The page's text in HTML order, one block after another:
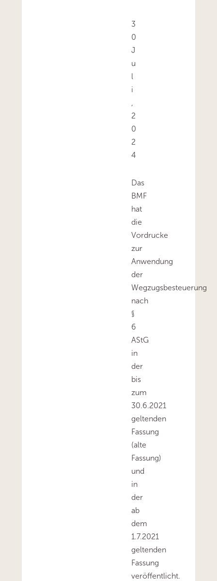
3
0
J
u
l
i
,
2
0
2
4
Das
BMF
hat
die
Vordrucke
zur
Anwendung
der
Wegzugsbesteuerung
nach
§
6
AStG
in
der
bis
zum
30.6.2021
geltenden
Fassung
(alte
Fassung)
und
in
der
ab
dem
1.7.2021
geltenden
Fassung
veröffentlicht.